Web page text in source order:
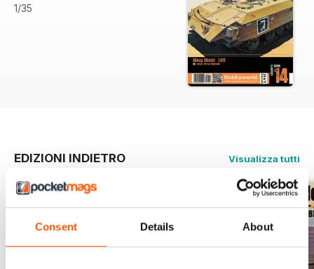
Consent Details About
1/35
EDIZIONI INDIETRO Visualizza tutti